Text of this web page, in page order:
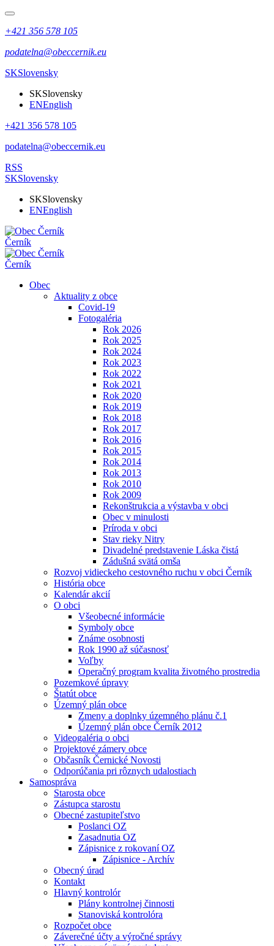
+421 356 578 105
podatelna@obeccernik.eu
SKSlovensky
SKSlovensky
ENEnglish
+421 356 578 105
podatelna@obeccernik.eu
RSS
SKSlovensky
SKSlovensky
ENEnglish
Černík
Černík
Obec
Aktuality z obce
Covid-19
Fotogaléria
Rok 2026
Rok 2025
Rok 2024
Rok 2023
Rok 2022
Rok 2021
Rok 2020
Rok 2019
Rok 2018
Rok 2017
Rok 2016
Rok 2015
Rok 2014
Rok 2013
Rok 2010
Rok 2009
Rekonštrukcia a výstavba v obci
Obec v minulosti
Príroda v obci
Stav rieky Nitry
Divadelné predstavenie Láska čistá
Zádušná svätá omša
Rozvoj vidieckeho cestovného ruchu v obci Černík
História obce
Kalendár akcií
O obci
Všeobecné informácie
Symboly obce
Známe osobnosti
Rok 1990 až súčasnosť
Voľby
Operačný program kvalita životného prostredia
Pozemkové úpravy
Štatút obce
Územný plán obce
Zmeny a doplnky územného plánu č.1
Územný plán obce Černík 2012
Videogaléria o obci
Projektové zámery obce
Občasník Černické Novosti
Odporúčania pri rôznych udalostiach
Samospráva
Starosta obce
Zástupca starostu
Obecné zastupiteľstvo
Poslanci OZ
Zasadnutia OZ
Zápisnice z rokovaní OZ
Zápisnice - Archív
Obecný úrad
Kontakt
Hlavný kontrolór
Plány kontrolnej činnosti
Stanoviská kontrolóra
Rozpočet obce
Záverečné účty a výročné správy